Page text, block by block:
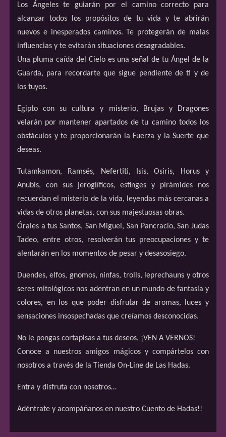
Los Ángeles te guiarán por el camino correcto para
alcanzar todos los propósitos de tu vida y te abrirán
nuevos e inesperados caminos. Te protegerán de malas
influencias y te evitarán situaciones desagradables.
Una pluma caída del Cielo es una señal de tu Ángel de la
Guarda, para recordarte que sigue pendiente de ti y de
los tuyos.
Egipto con su cultura y misterio, Brujas y Dragones
velarán por mantener apartados de tu camino todos los
obstáculos y te proporcionarán la Fuerza y la Suerte que
deseas.
Tutamkamon, Ramsés, Nefertiti, Isis, Osiris, Horus y
Anubis, con sus jeroglíficos, esfinges y pirámides nos
recuerdan el misterio de la vida, leyendas más cercanas a
vidas de otros planetas, con sus majestuosas obras.
Órales a tus Santos, San Miguel, San Pancracio, San Judas
Tadeo, entre otros, resolverán tus preocupaciones y te
alentarán en los momentos de pesar y desasosiego.
Duendes, elfos, gnomos, ninfas, trolls, leprechauns y otros
seres mitológicos nos adentran en un mundo de fantasía y
colores, en los que poder disfrutar de aromas, luces y
sensaciones insospechadas que creíamos desconocidas.
No le pongas cortapisas a tus deseos, ¡VEN A VERNOS!
Conoce a nuestros amigos mágicos y compártelos con
nosotros a través de la Tienda On-Line de Las Hadas.
Entra y disfruta con nosotros…
Adéntrate y acompáñanos en nuestro Cuento de Hadas!!